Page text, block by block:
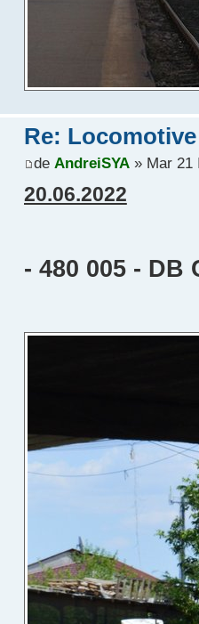
Re:
de AndreiSYA» Mar 21
20.06.2022
- 480 005 - DB